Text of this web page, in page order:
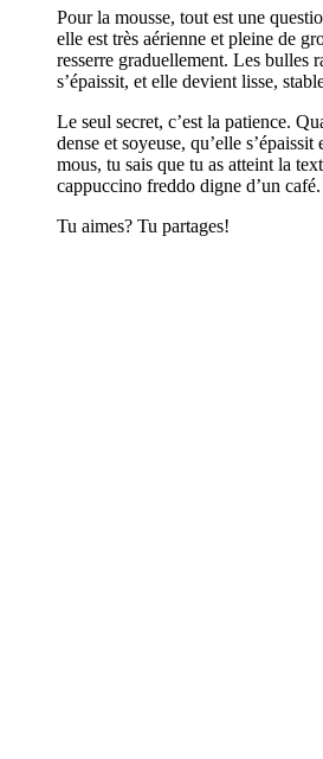
Pour la mousse, tout est une
elle est très aérienne et pleine de
resserre graduellement. Les bulles
s’épaissit, et elle devient lisse,
Le seul secret, c’est la patience.
dense et soyeuse, qu’elle
mous, tu sais que tu as atteint la
cappuccino freddo digne d’un café.
Tu aimes? Tu partages!